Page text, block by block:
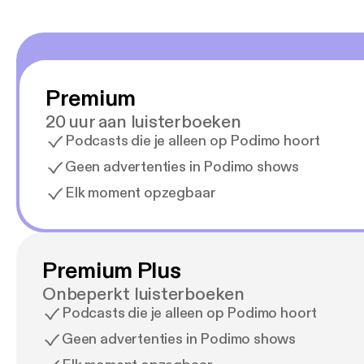
Premium
20 uur aan luisterboeken
Podcasts die je alleen op Podimo hoort
Geen advertenties in Podimo shows
Elk moment opzegbaar
Premium Plus
Onbeperkt luisterboeken
Podcasts die je alleen op Podimo hoort
Geen advertenties in Podimo shows